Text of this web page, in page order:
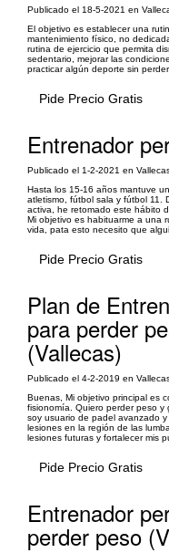
Publicado el 18-5-2021 en
El objetivo es establecer una
mantenimiento físico, no
rutina de ejercicio que permita
sedentario, mejorar las
practicar algún deporte sin
Pide Precio Gratis
Entrenador
Publicado el 1-2-2021 en
Hasta los 15-16 años mantuve
atletismo, fútbol sala y fútbol 11.
activa, he retomado este hábito
Mi objetivo es habituarme a una
vida, pata esto necesito que
Pide Precio Gratis
Plan de
para perder
(Vallecas)
Publicado el 4-2-2019 en
Buenas, Mi objetivo principal es
fisionomía. Quiero perder peso y
soy usuario de padel avanzado
lesiones en la región de las
lesiones futuras y fortalecer mis
Pide Precio Gratis
Entrenador
perder peso